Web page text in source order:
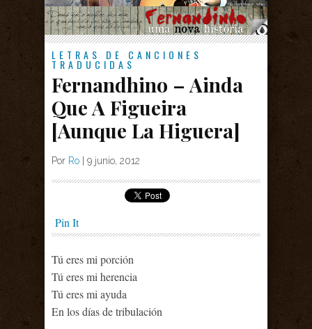
LETRAS DE CANCIONES
TRADUCIDAS
Fernandhino – Ainda
Que A Figueira
[Aunque La Higuera]
Por Ro 9 junio, 2012
Pin It
Tú eres mi porción
Tú eres mi herencia
Tú eres mi ayuda
En los días de tribulación